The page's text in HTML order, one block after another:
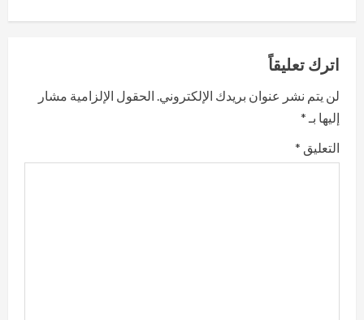
n
u
e
R
e
اترك تعليقاً
لن يتم نشر عنوان بريدك الإلكتروني. الحقول الإلزامية مشار
إليها بـ *
التعليق *